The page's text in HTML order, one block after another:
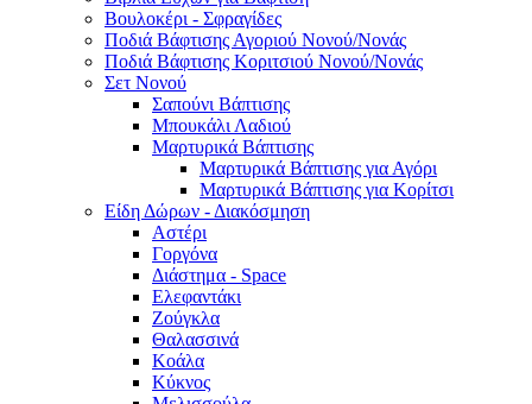
Βουλοκέρι - Σφραγίδες
Ποδιά Βάφτισης Αγοριού Νονού/Νονάς
Ποδιά Βάφτισης Κοριτσιού Νονού/Νονάς
Σετ Νονού
Σαπούνι Βάπτισης
Μπουκάλι Λαδιού
Μαρτυρικά Βάπτισης
Μαρτυρικά Βάπτισης για Αγόρι
Μαρτυρικά Βάπτισης για Κορίτσι
Είδη Δώρων - Διακόσμηση
Αστέρι
Γοργόνα
Διάστημα - Space
Ελεφαντάκι
Ζούγκλα
Θαλασσινά
Κοάλα
Κύκνος